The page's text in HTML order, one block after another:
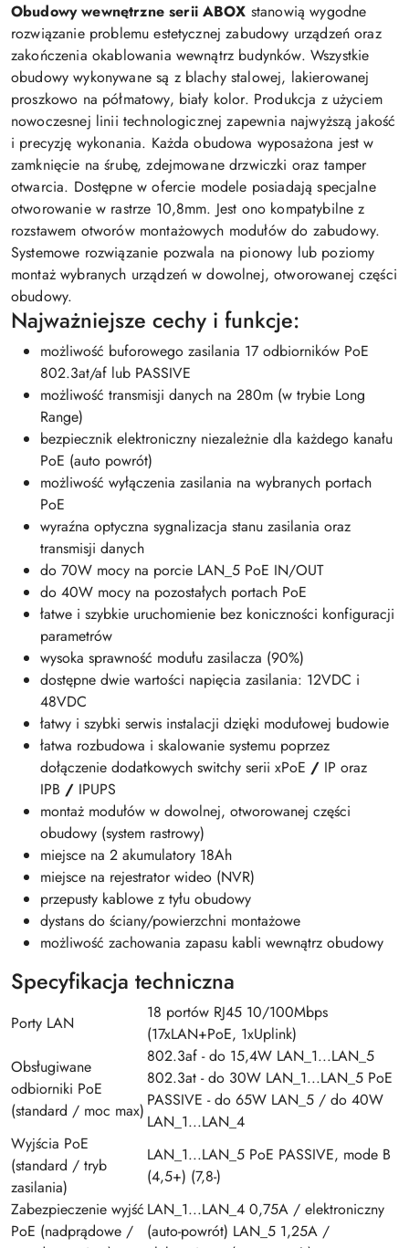
Obudowy wewnętrzne serii ABOX stanowią wygodne
rozwiązanie problemu estetycznej zabudowy urządzeń oraz
zakończenia okablowania wewnątrz budynków. Wszystkie
obudowy wykonywane są z blachy stalowej, lakierowanej
proszkowo na półmatowy, biały kolor. Produkcja z użyciem
nowoczesnej linii technologicznej zapewnia najwyższą jakość
i precyzję wykonania. Każda obudowa wyposażona jest w
zamknięcie na śrubę, zdejmowane drzwiczki oraz tamper
otwarcia. Dostępne w ofercie modele posiadają specjalne
otworowanie w rastrze 10,8mm. Jest ono kompatybilne z
rozstawem otworów montażowych modułów do zabudowy.
Systemowe rozwiązanie pozwala na pionowy lub poziomy
montaż wybranych urządzeń w dowolnej, otworowanej części
obudowy.
Najważniejsze cechy i funkcje:
możliwość buforowego zasilania 17 odbiorników PoE
802.3at/af lub PASSIVE
możliwość transmisji danych na 280m (w trybie Long
Range)
bezpiecznik elektroniczny niezależnie dla każdego kanału
PoE (auto powrót)
możliwość wyłączenia zasilania na wybranych portach
PoE
wyraźna optyczna sygnalizacja stanu zasilania oraz
transmisji danych
do 70W mocy na porcie LAN_5 PoE IN/OUT
do 40W mocy na pozostałych portach PoE
łatwe i szybkie uruchomienie bez koniczności konfiguracji
parametrów
wysoka sprawność modułu zasilacza (90%)
dostępne dwie wartości napięcia zasilania: 12VDC i
48VDC
łatwy i szybki serwis instalacji dzięki modułowej budowie
łatwa rozbudowa i skalowanie systemu poprzez
dołączenie dodatkowych switchy serii xPoE / IP oraz
IPB / IPUPS
montaż modułów w dowolnej, otworowanej części
obudowy (system rastrowy)
miejsce na 2 akumulatory 18Ah
miejsce na rejestrator wideo (NVR)
przepusty kablowe z tyłu obudowy
dystans do ściany/powierzchni montażowe
możliwość zachowania zapasu kabli wewnątrz obudowy
Specyfikacja techniczna
Porty LAN
18 portów RJ45 10/100Mbps
(17xLAN+PoE, 1xUplink)
Obsługiwane
odbiorniki PoE
(standard / moc max)
802.3af - do 15,4W LAN_1...LAN_5
802.3at - do 30W LAN_1...LAN_5 PoE
PASSIVE - do 65W LAN_5 / do 40W
LAN_1...LAN_4
Wyjścia PoE
(standard / tryb
zasilania)
LAN_1...LAN_5 PoE PASSIVE, mode B
(4,5+) (7,8-)
Zabezpieczenie wyjść
PoE (nadprądowe /
LAN_1...LAN_4 0,75A / elektroniczny
(auto-powrót) LAN_5 1,25A /